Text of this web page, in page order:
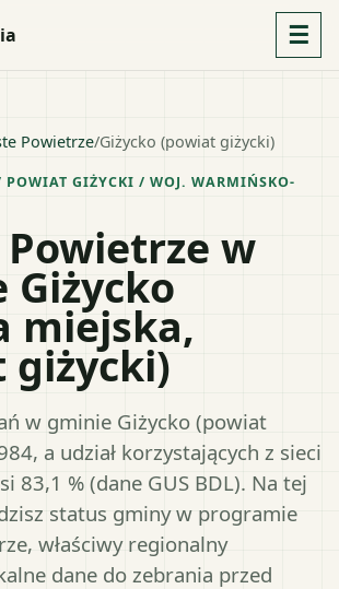
☰
Powietrze/Giżycko (powiat giżycki)
POWIAT GIŻYCKI / WOJ. WARMIŃSKO-
Powietrze w
miejska,
giżycki)
w gminie Giżycko (powiat
a udział korzystających z sieci
83,1 % (dane GUS BDL). Na tej
status gminy w programie
właściwy regionalny
dane do zebrania przed